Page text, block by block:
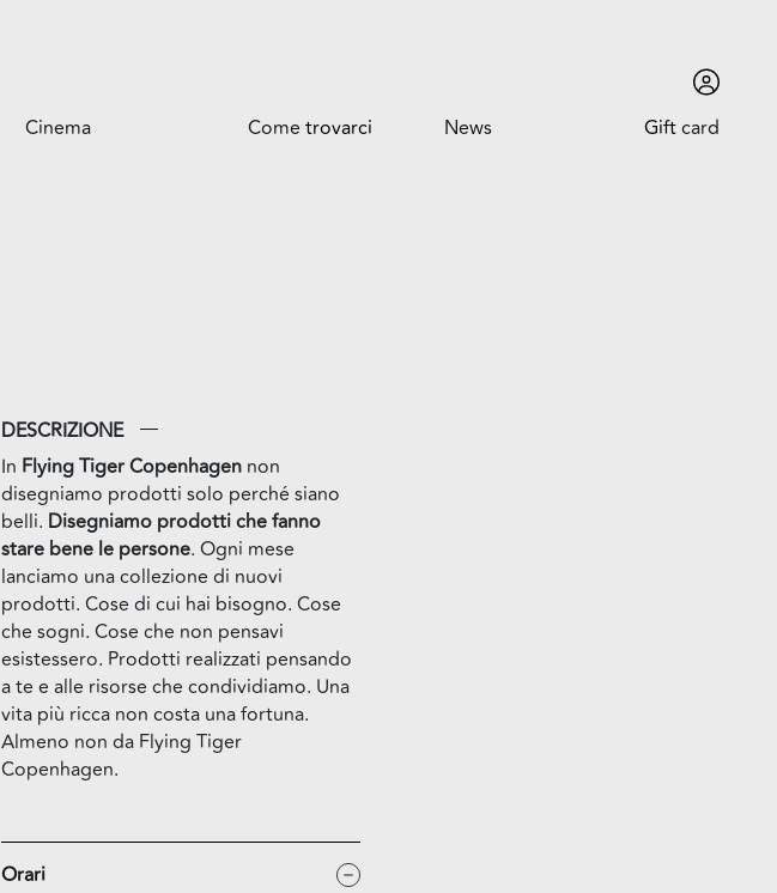
Cinema Come trovarci News Giftcard
DESCRIZIONE
In Flying Tiger Copenhagen non
disegniamo prodotti solo perché siano
belli. Disegniamo prodotti che fanno
stare bene le persone. Ogni mese
lanciamo una collezione di nuovi
prodotti. Cose di cui hai bisogno. Cose
che sogni. Cose che non pensavi
esistessero. Prodotti realizzati pensando
a te e alle risorse che condividiamo. Una
vita più ricca non costa una fortuna.
Almeno non da Flying Tiger
Copenhagen.
Orari